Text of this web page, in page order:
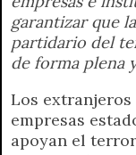
garantizar que
partidario del
de forma plena
Los
empresas
apoyan el